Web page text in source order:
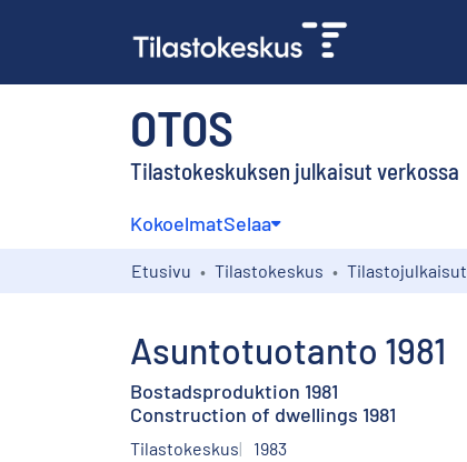
OTOS
Tilastokeskuksen julkaisut verkossa
KokoelmatSelaa
Etusivu Tilastokeskus Tilastojulkaisut
Asuntotuotanto 1981
Bostadsproduktion 1981
Construction of dwellings 1981
Tilastokeskus 1983